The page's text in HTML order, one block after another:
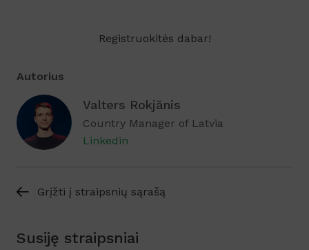
Registruokitės dabar!
Autorius
Valters Rokjānis
Country Manager of Latvia
Linkedin
Grįžti į straipsnių sąrašą
Susiję straipsniai